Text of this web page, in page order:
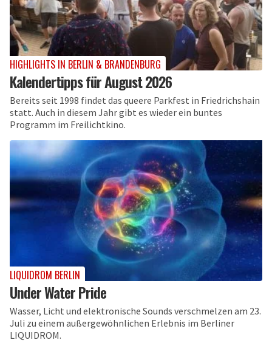
HIGHLIGHTS IN BERLIN & BRANDENBURG
Kalendertipps für August 2026
Bereits seit 1998 findet das queere Parkfest in Friedrichshain
statt. Auch in diesem Jahr gibt es wieder ein buntes
Programm im Freilichtkino.
LIQUIDROM BERLIN
Under Water Pride
Wasser, Licht und elektronische Sounds verschmelzen am 23.
Juli zu einem außergewöhnlichen Erlebnis im Berliner
LIQUIDROM.